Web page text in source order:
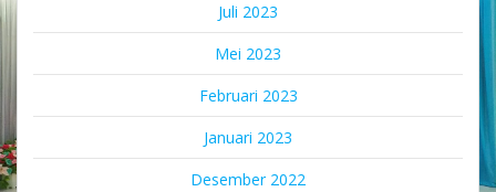
Juli 2023
Mei 2023
Februari 2023
Januari 2023
Desember 2022